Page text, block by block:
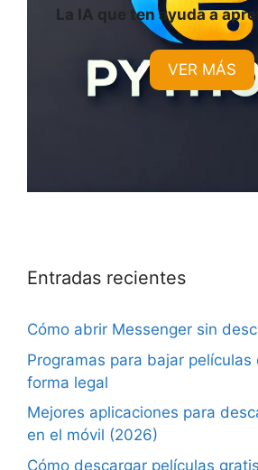
La IA que ten ayuda a
VER MÁS
Entradas recientes
Cómo abrir Messenger sin
Programas para bajar películas
forma legal
Mejores aplicaciones para
en el móvil (2026)
Cómo descargar películas